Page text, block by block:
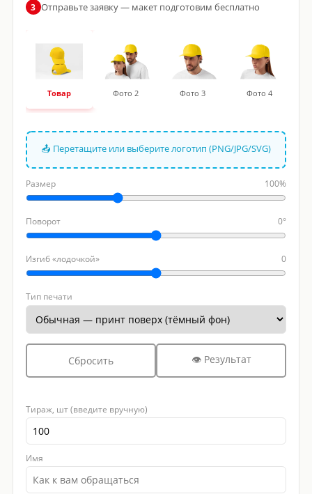
3 Отправьте заявку — макет подготовим бесплатно
Товар Фото 2 Фото 3 Фото 4
📤 Перетащите или выберите логотип (PNG/JPG/SVG)
Размер 100%
Поворот 0°
Изгиб «лодочкой» 0
Тип печати
Сбросить 👁 Результат
Тираж, шт (введите вручную)
Имя